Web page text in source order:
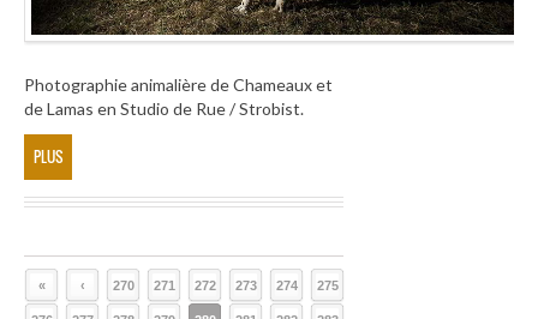
Photographie animalière de Chameaux et
de Lamas en Studio de Rue / Strobist.
PLUS
« ‹ 270 271 272 273 274 275